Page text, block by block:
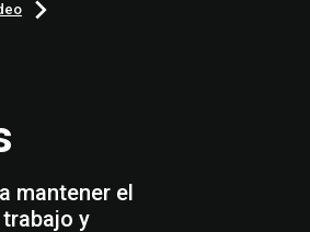
mantener el
y